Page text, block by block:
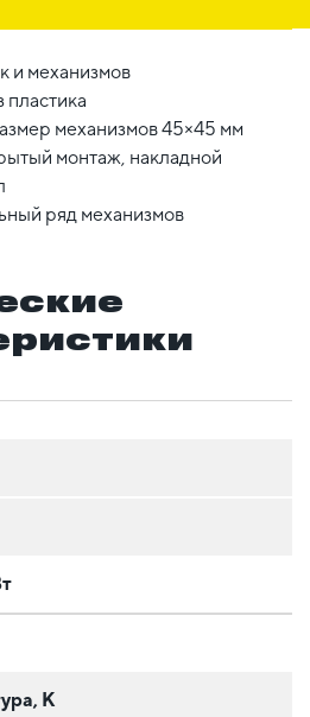
и механизмов
пластика
механизмов 45×45 мм
монтаж, накладной
ряд механизмов
К